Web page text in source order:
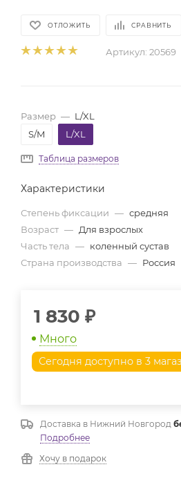
ОТЛОЖИТЬ СРАВНИТЬ
Артикул: 20569
Размер — L/XL
S/M
L/XL
Таблица размеров
Характеристики
Степень фиксации — средняя
Возраст — Для взрослых
Часть тела — коленный сустав
Страна производства — Россия
1 830 ₽
Много
Сегодня доступно в 3
Доставка в Нижний Новгород
Подробнее
Хочу в подарок